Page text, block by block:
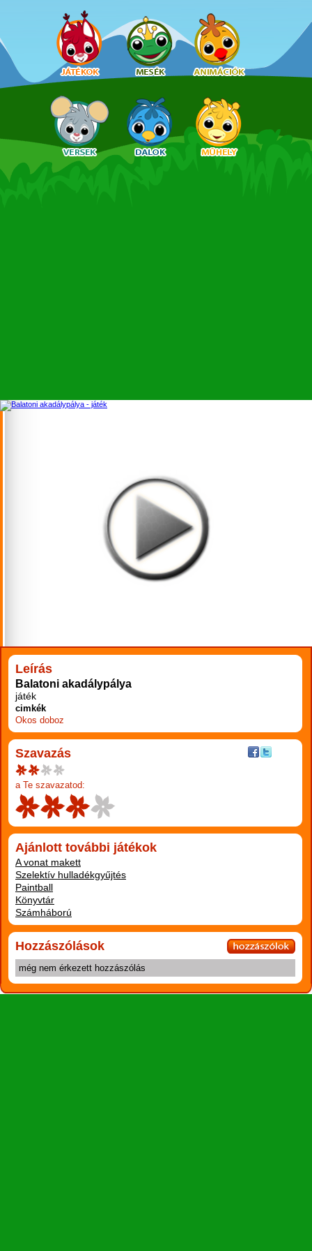
RÉSZLETEK
Leírás
Balatoni akadálypálya
játék
cimkék
Okos doboz
Szavazás
a Te szavazatod:
Ajánlott további játékok
A vonat makett
Szelektív hulladékgyűjtés
Paintball
Könyvtár
Számháború
Hozzászólások
még nem érkezett hozzászólás